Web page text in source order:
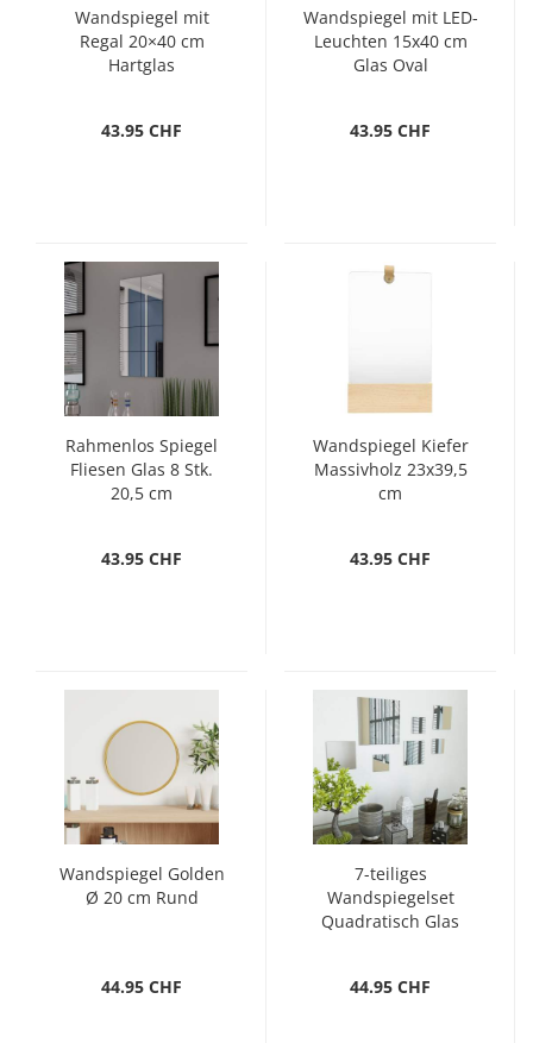
Wandspiegel mit
Regal 20×40 cm
Hartglas
43.95 CHF
Wandspiegel mit LED-
Leuchten 15x40 cm
Glas Oval
43.95 CHF
Rahmenlos Spiegel
Fliesen Glas 8 Stk.
20,5 cm
43.95 CHF
Wandspiegel Kiefer
Massivholz 23x39,5
cm
43.95 CHF
Wandspiegel Golden
Ø 20 cm Rund
44.95 CHF
7-teiliges
Wandspiegelset
Quadratisch Glas
44.95 CHF